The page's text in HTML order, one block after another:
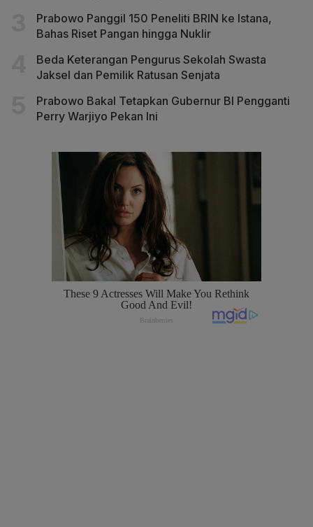
Prabowo Panggil 150 Peneliti BRIN ke Istana,
Bahas Riset Pangan hingga Nuklir
Beda Keterangan Pengurus Sekolah Swasta
Jaksel dan Pemilik Ratusan Senjata
Prabowo Bakal Tetapkan Gubernur BI Pengganti
Perry Warjiyo Pekan Ini